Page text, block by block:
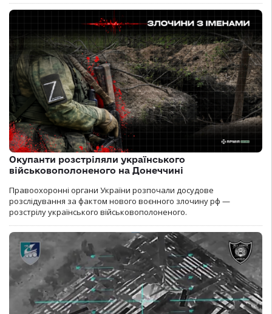
Окупанти розстріляли українського
військовополоненого на Донеччині
Правоохоронні органи України розпочали досудове
розслідування за фактом нового воєнного злочину рф —
розстрілу українського військовополоненого.